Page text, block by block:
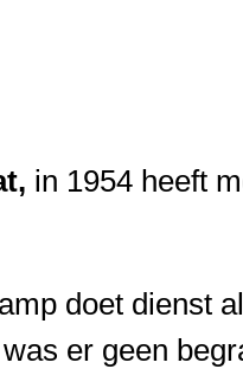
in 1954 heeft
doet dienst
er geen